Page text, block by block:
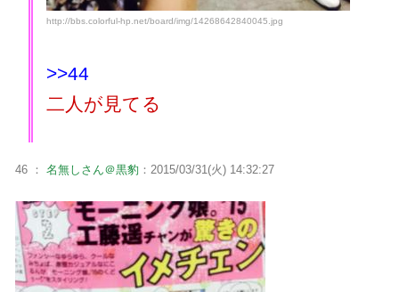
http://bbs.colorful-hp.net/board/img/14268642840045.jpg
>>44
二人が見てる
46 ： 名無しさん＠黒豹 ：2015/03/31(火) 14:32:27